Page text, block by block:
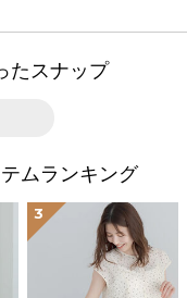
たスナップ
ムランキング
3